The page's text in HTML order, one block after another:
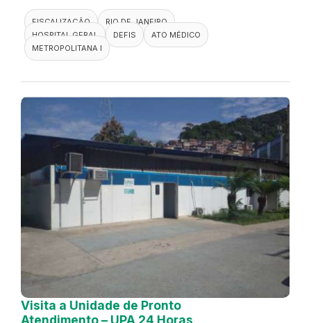
FISCALIZAÇÃO
RIO DE JANEIRO
HOSPITAL GERAL
DEFIS
ATO MÉDICO
METROPOLITANA I
Visita a Unidade de Pronto